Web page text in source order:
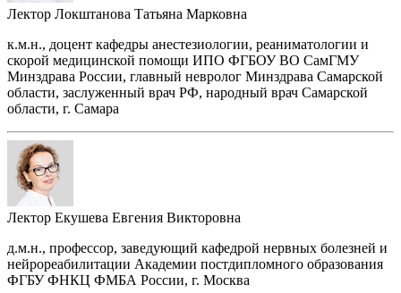
Лектор Локштанова Татьяна Марковна
к.м.н., доцент кафедры анестезиологии, реаниматологии и
скорой медицинской помощи ИПО ФГБОУ ВО СамГМУ
Минздрава России, главный невролог Минздрава Самарской
области, заслуженный врач РФ, народный врач Самарской
области, г. Самара
Лектор Екушева Евгения Викторовна
д.м.н., профессор, заведующий кафедрой нервных болезней и
нейрореабилитации Академии постдипломного образования
ФГБУ ФНКЦ ФМБА России, г. Москва